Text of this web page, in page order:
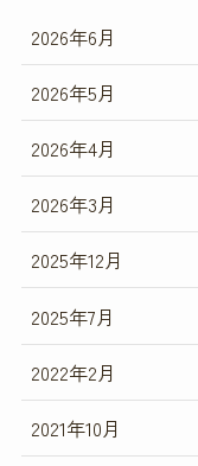
2026年6月
2026年5月
2026年4月
2026年3月
2025年12月
2025年7月
2022年2月
2021年10月